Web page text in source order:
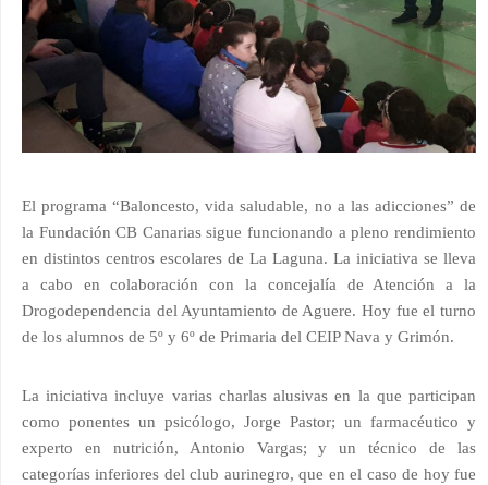
El programa “Baloncesto, vida saludable, no a las adicciones” de
la Fundación CB Canarias sigue funcionando a pleno rendimiento
en distintos centros escolares de La Laguna. La iniciativa se lleva
a cabo en colaboración con la concejalía de Atención a la
Drogodependencia del Ayuntamiento de Aguere. Hoy fue el turno
de los alumnos de 5º y 6º de Primaria del CEIP Nava y Grimón.
La iniciativa incluye varias charlas alusivas en la que participan
como ponentes un psicólogo, Jorge Pastor; un farmacéutico y
experto en nutrición, Antonio Vargas; y un técnico de las
categorías inferiores del club aurinegro, que en el caso de hoy fue